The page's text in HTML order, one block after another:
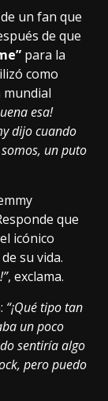
un fan que
de que
para la
como
mundial
esa!
dijo cuando
un puto
que
icónico
su vida.
, exclama.
“¡Qué tipo tan
un poco
sentiría algo
pero puedo